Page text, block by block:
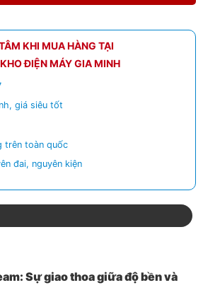
KHI MUA HÀNG TẠI
ĐIỆN MÁY GIA MINH
giá siêu tốt
trên toàn quốc
đai, nguyên kiện
Sự giao thoa giữa độ bền và